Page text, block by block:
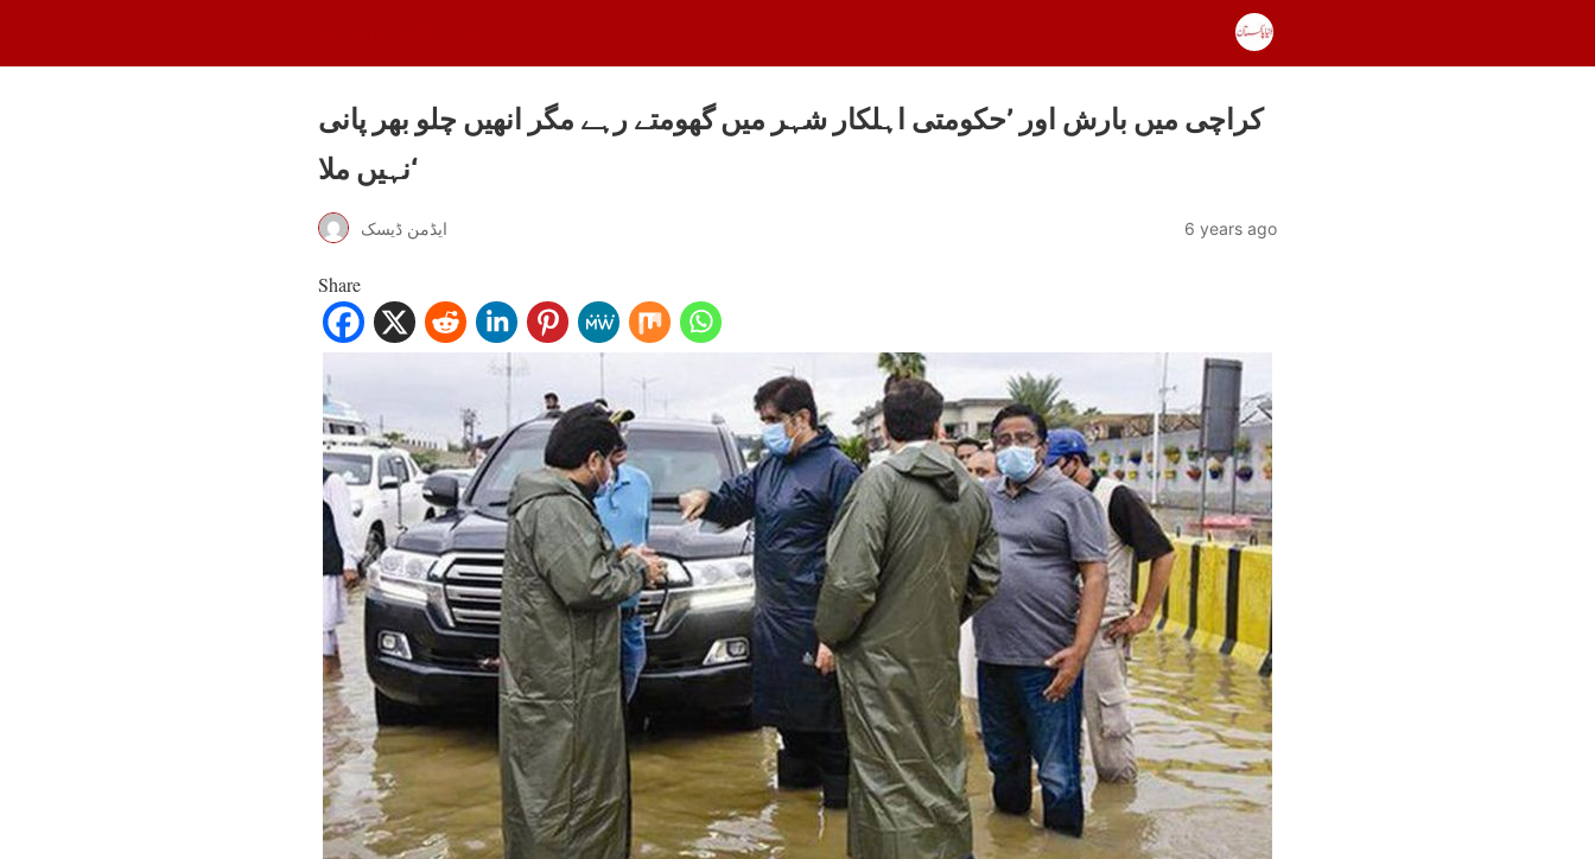
کراچی میں بارش اور ’حکومتی اہلکار شہر میں گھومتے رہے مگر انھیں چلو بھر پانی
نہیں ملا‘
ایڈمن ڈیسک 6 years ago
Share